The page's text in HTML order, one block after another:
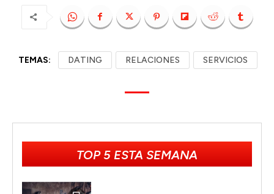
TEMAS: DATING RELACIONES SERVICIOS
TOP 5 ESTA SEMANA